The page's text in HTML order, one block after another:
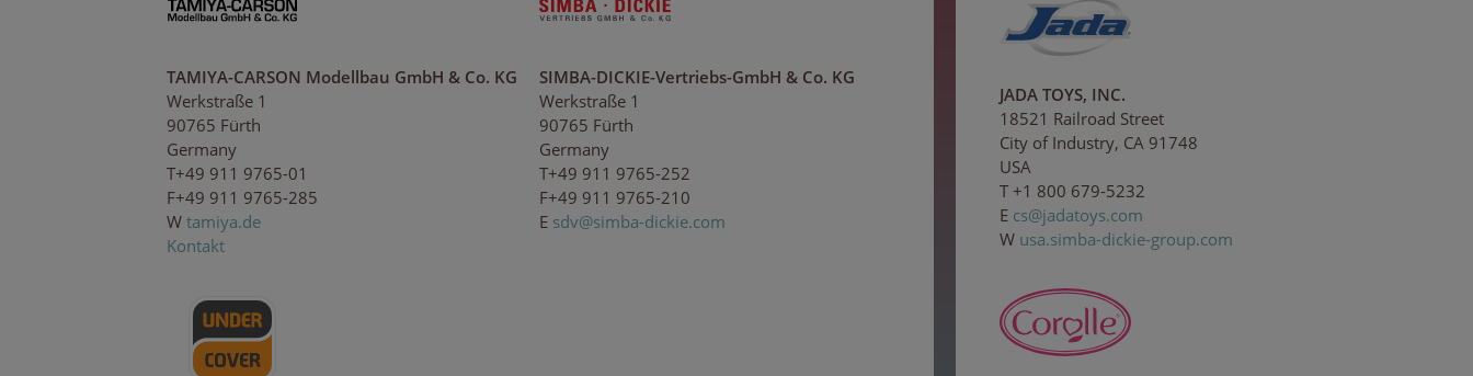
TAMIYA-CARSON Modellbau GmbH & Co. KG
Werkstraße 1
90765 Fürth
Germany
T+49 911 9765-01
F+49 911 9765-285
W tamiya.de
Kontakt
SIMBA-DICKIE-Vertriebs-GmbH & Co. KG
Werkstraße 1
90765 Fürth
Germany
T+49 911 9765-252
F+49 911 9765-210
E sdv@simba-dickie.com
JADA TOYS, INC.
18521 Railroad Street
City of Industry, CA 91748
USA
T +1 800 679-5232
E cs@jadatoys.com
W usa.simba-dickie-group.com